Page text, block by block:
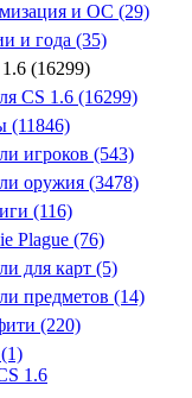
и ОС (29)
и года (35)
(16299)
CS 1.6 (16299)
(11846)
игроков (543)
оружия (3478)
(116)
Plague (76)
для карт (5)
предметов (14)
(220)
1.6